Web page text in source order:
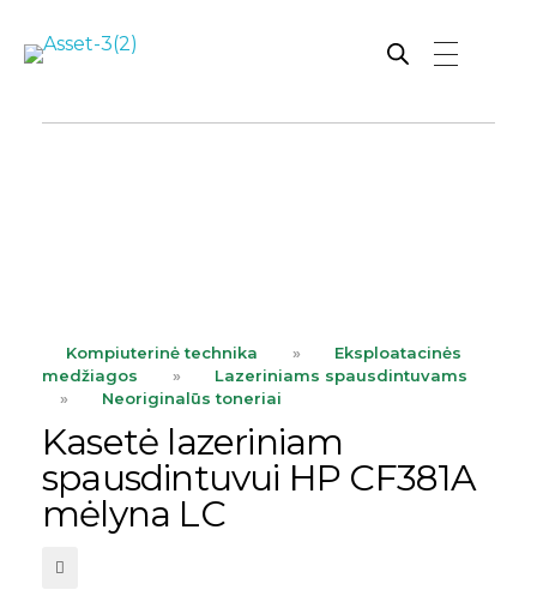
Kompiuterinė technika »
Eksploatacinės
medžiagos
»
Lazeriniams spausdintuvams
»
Neoriginalūs toneriai
Kasetė lazeriniam
spausdintuvui HP CF381A
mėlyna LC